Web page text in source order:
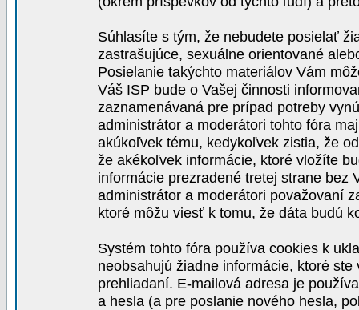
Súhlasíte s tým, že nebudete posielať
zastrašujúce, sexuálne orientované
Posielanie takýchto materiálov Vám
Váš ISP bude o Vašej činnosti
zaznamenávaná pre prípad potreby
administrátor a moderátori tohto fóra
akúkoľvek tému, kedykoľvek zistia, že
že akékoľvek informácie, ktoré vložíte
informácie prezradené tretej strane bez
administrátor a moderátori považovaní
ktoré môžu viesť k tomu, že dáta budú
Systém tohto fóra používa cookies k
neobsahujú žiadne informácie, ktoré
prehliadaní. E-mailová adresa je
a hesla (a pre poslanie nového hesla,